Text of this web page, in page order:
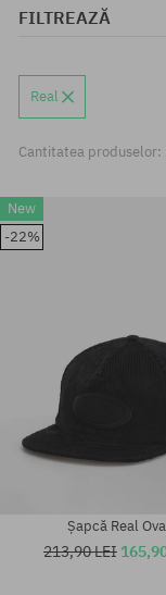
FILTREAZĂ
Real
Cantitatea produselor:
New
-22%
Șapcă Real
213,90 LEI